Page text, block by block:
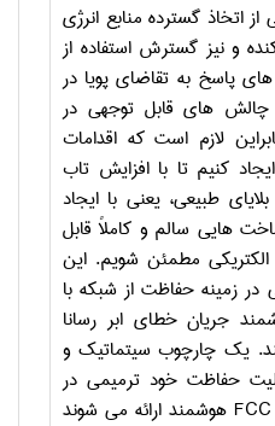
اتخاذ گسترده منابع انرژی
و نیز گسترش استفاده از
پاسخ به تقاضای پویا در
های قابل توجهی در
لازم است که اقدامات
کنیم تا با افزایش تاب
طبیعی، یعنی با ایجاد
هایی سالم و کاملاً قابل
مطمئن شویم. این
در زمینه حفاظت از شبکه با
جریان خطای ابر رسانا
یک چارچوب سیتماتیک و
حفاظت خود ترمیمی در
FCC هوشمند ارائه می شوند